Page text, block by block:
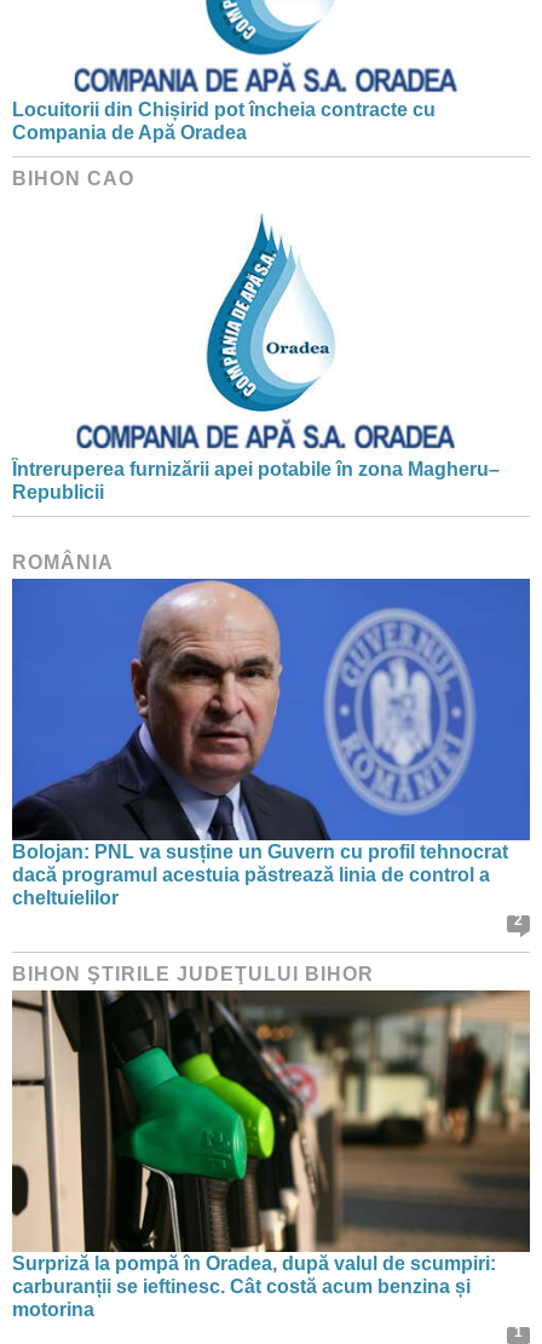
Locuitorii din Chișirid pot încheia contracte cu
Compania de Apă Oradea
BIHON CAO
Întreruperea furnizării apei potabile în zona Magheru–
Republicii
ROMÂNIA
Bolojan: PNL va susține un Guvern cu profil tehnocrat
dacă programul acestuia păstrează linia de control a
cheltuielilor
2
BIHON ŞTIRILE JUDEŢULUI BIHOR
Surpriză la pompă în Oradea, după valul de scumpiri:
carburanții se ieftinesc. Cât costă acum benzina și
motorina
1